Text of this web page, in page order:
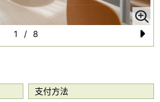
N
xt
1 / 8
支付方法